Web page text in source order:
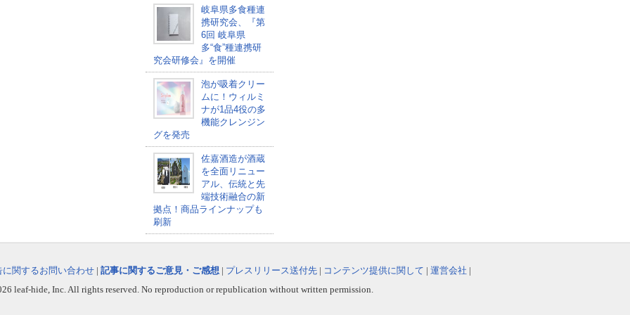
岐阜県多食種連
携研究会、『第
6回 岐阜県
多“食”種連携研
究会研修会』を開催
泡が吸着クリー
ムに！ウィルミ
ナが1品4役の多
機能クレンジン
グを発売
佐嘉酒造が酒蔵
を全面リニュー
アル、伝統と先
端技術融合の新
拠点！商品ラインナップも
刷新
に関するお問い合わせ | 記事に関するご意見・ご感想 | プレスリリース送付先 | コンテンツ提供に関して | 運営会社 |
leaf-hide, Inc. All rights reserved. No reproduction or republication without written permission.